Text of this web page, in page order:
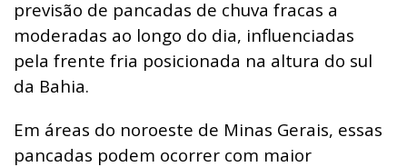
previsão de pancadas de chuva fracas a
moderadas ao longo do dia, influenciadas
pela frente fria posicionada na altura do sul
da Bahia.
Em áreas do noroeste de Minas Gerais, essas
pancadas podem ocorrer com maior